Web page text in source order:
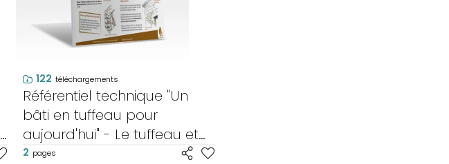
122 téléchargements
Référentiel technique "Un
bâti en tuffeau pour
aujourd'hui" - Le tuffeau et
les enduits
2 pages